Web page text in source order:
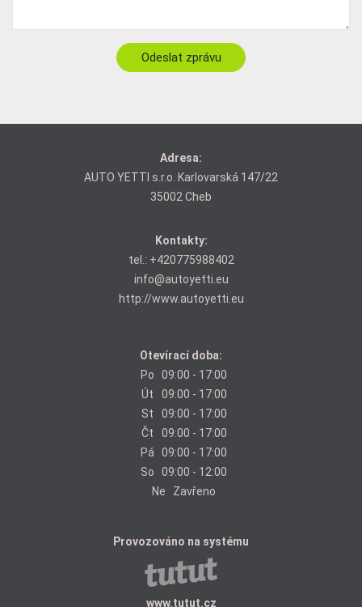
Adresa:
AUTO YETTI s.r.o. Karlovarská 147/22
35002 Cheb
Kontakty:
tel.: +420775988402
info@autoyetti.eu
http://www.autoyetti.eu
Otevírací doba:
Po
09:00 - 17:00
Út
09:00 - 17:00
St
09:00 - 17:00
Čt
09:00 - 17:00
Pá
09:00 - 17:00
So
09:00 - 12:00
Ne
Zavřeno
Provozováno na systému
www.tutut.cz